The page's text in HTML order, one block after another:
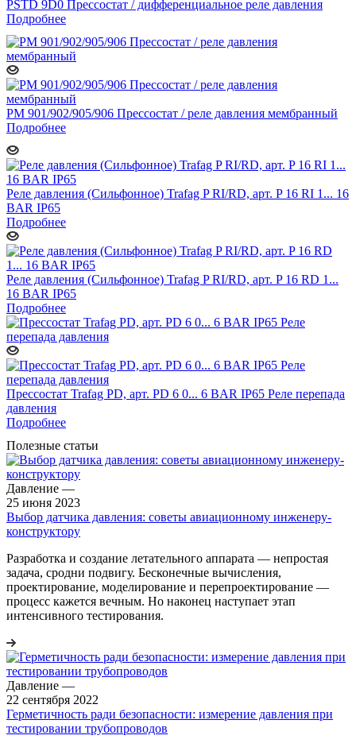
PSTD 9D0 Прессостат / дифференциальное реле давления
Подробнее
PM 901/902/905/906 Прессостат / реле давления мембранный
Подробнее
Реле давления (Сильфонное) Trafag P RI/RD, арт. P 16 RI 1... 16
BAR IP65
Подробнее
Реле давления (Сильфонное) Trafag P RI/RD, арт. P 16 RD 1...
16 BAR IP65
Подробнее
Прессостат Trafag PD, арт. PD 6 0... 6 BAR IP65 Реле перепада
давления
Подробнее
Полезные статьи
Давление —
25 июня 2023
Выбор датчика давления: советы авиационному инженеру-
конструктору
Разработка и создание летательного аппарата — непростая
задача, сродни подвигу. Бесконечные вычисления,
проектирование, моделирование и перепроектирование —
процесс кажется вечным. Но наконец наступает этап
интенсивного тестирования.
Давление —
22 сентября 2022
Герметичность ради безопасности: измерение давления при
тестировании трубопроводов